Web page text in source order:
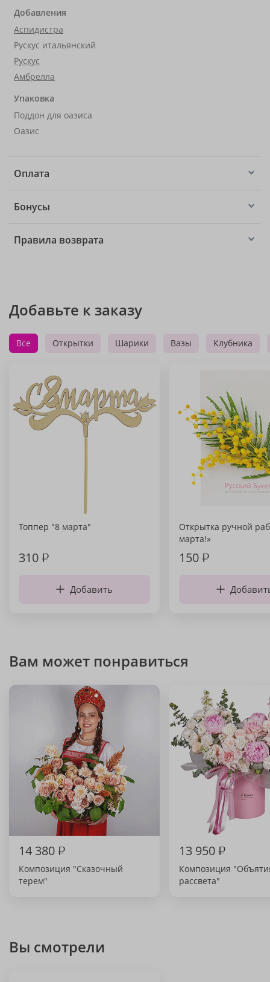
Добавления
Аспидистра
Рускус итальянский
Рускус
Амбрелла
Упаковка
Поддон для оазиса
Оазис
Оплата
Бонусы
Правила возврата
Добавьте к заказу
Все Открытки Шарики Вазы Клубника
Топпер "8 марта"
310₽
Добавить
Открытка ручной
марта!»
150₽
Вам может понравиться
14 380₽
Композиция "Сказочный
терем"
13 950₽
Композиция
рассвета"
Вы смотрели